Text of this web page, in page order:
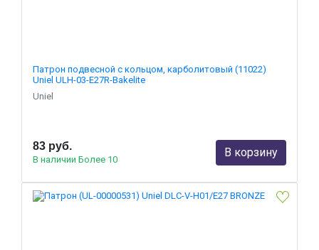
Патрон подвесной с кольцом, карболитовый (11022)
Uniel ULH-03-E27R-Bakelite
Uniel
83 руб.
В наличии Более 10
В корзину